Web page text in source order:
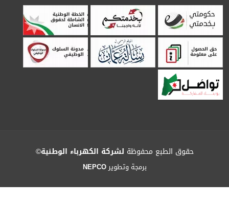
حقوق الطبع محفوظةلشركة الكهرباء الوطنية©
برمجة وتطويرNEPCO